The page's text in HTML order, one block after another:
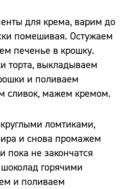
для крема, варим до
помешивая. Остужаем
печенье в крошку.
торта, выкладываем
и поливаем
сливок, мажем кремом.
ломтиками,
и снова промажем
пока не закончатся
горячими
и поливаем